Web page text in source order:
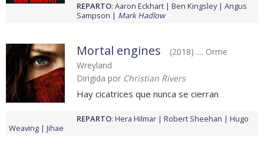
REPARTO: Aaron Eckhart Ben Kingsley
Angus
Sampson
Mark Hadlow
Mortal engines
(2018) .... Orme
Wreyland
Dirigida por Christian Rivers
Hay cicatrices que nunca se cierran
REPARTO: Hera Hilmar Robert Sheehan
Hugo
Weaving
Jihae